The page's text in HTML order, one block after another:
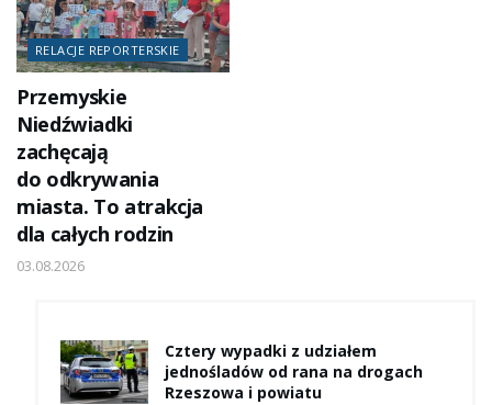
RELACJE REPORTERSKIE
Przemyskie
Niedźwiadki
zachęcają
do odkrywania
miasta. To atrakcja
dla całych rodzin
03.08.2026
Cztery wypadki z udziałem
jednośladów od rana na drogach
Rzeszowa i powiatu